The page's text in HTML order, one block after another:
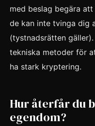
med beslag begära
de kan inte tvinga dig
(tystnadsrätten
tekniska metoder för
ha stark kryptering.
Hur återfår du
egendom?